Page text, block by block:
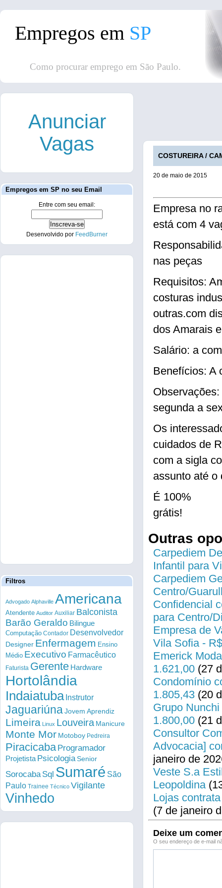
Empregos em SP
Como procurar emprego em São Paulo.
COSTUREIRA /
20 de maio de 2015
Empresa no
está com 4
nas peças
Requisitos:
costuras
outras.com
dos Amarais
Salário: a
Benefícios: A
segunda a
Os
cuidados de
com a sigla
assunto até o
É 100%
grátis!
Outras
Carpediem
Infantil para
Carpediem
Centro/
Confidencial
para Centro/
Empresa de
Vila Sofia -
Emerick
1.621,00 (27
Condomínio
1.805,43 (20
Grupo
1.800,00 (21
Consultor
Advocacia]
janeiro de
Veste S.a
Leopoldina
Lojas
(7 de janeiro
Deixe um
O seu endereço de e-mail
Anunciar
Vagas
Empregos em SP no seu Email
Entre com seu email:
Desenvolvido por FeedBurner
Filtros
Advogado Alphaville Americana
Atendente Auditor Auxiliar Balconista
Barão Geraldo Bilingue
Computação Contador Desenvolvedor
Designer Enfermagem Ensino
Médio Executivo Farmacêutico
Faturista Gerente Hardware
Hortolândia
Indaiatuba Instrutor
Jaguariúna Jovem Aprendiz
Limeira Linux Louveira Manicure
Monte Mor Motoboy Pedreira
Piracicaba Programador
Projetista PsicologiaSenior
Sorocaba Sql Sumaré São
Paulo Trainee Técnico Vigilante
Vinhedo